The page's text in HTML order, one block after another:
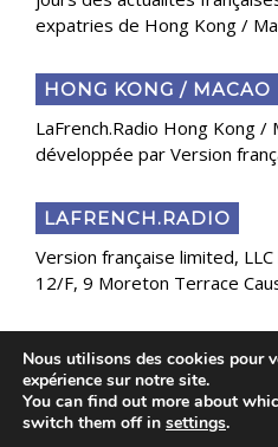
expatries de Hong Kong /
HONG KONG / MACAO
LaFrench.Radio Hong Kong /
développée par Version
LAFRENCH.RADIO
Version française limited,
12/F, 9 Moreton Terrace
Copyright 2025 Presse
Nous utilisons des cookies pour
expérience sur notre site.
You can find out more about
switch them off in settings.